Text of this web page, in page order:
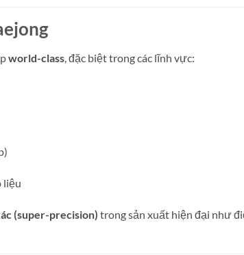
world-class , đặc biệt trong các lĩnh vực:
liệu
(super-precision) trong sản xuất hiện đại như